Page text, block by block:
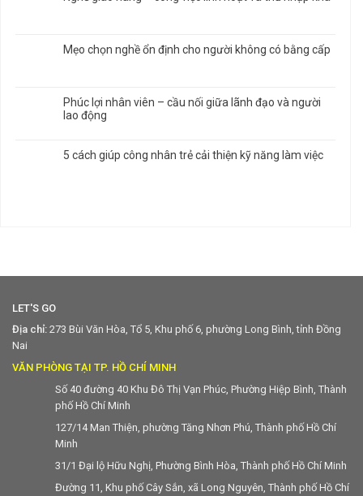
Mẹo chọn nghề ổn định cho người không có bằng cấp
Phúc lợi nhân viên – cầu nối giữa lãnh đạo và người
lao động
5 cách giúp công nhân trẻ cải thiện kỹ năng làm việc
LET'S GO
Địa chỉ: 273 Bùi Văn Hòa, Tổ 5, Khu phố 6, phường Long Bình, tỉnh Đồng
Nai
VĂN PHÒNG TẠI TP. HỒ CHÍ MINH
Số 40 đường 40 Khu Đô Thị Vạn Phúc, Phường Hiệp Bình, Thành
phố Hồ Chí Minh
127/14 Man Thiện, phường Tăng Nhơn Phú, Thành phố Hồ Chí
Minh
31/1 Đại lộ Hữu Nghị, Phường Bình Hòa, Thành phố Hồ Chí Minh
Đường 11, Khu phố Cây Sắn, xã Long Nguyên, Thành phố Hồ Chí